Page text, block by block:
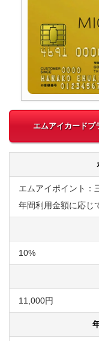
エムアイカードプ
エムアイポイント：
年間利用金額に応じ
10%
11,000円